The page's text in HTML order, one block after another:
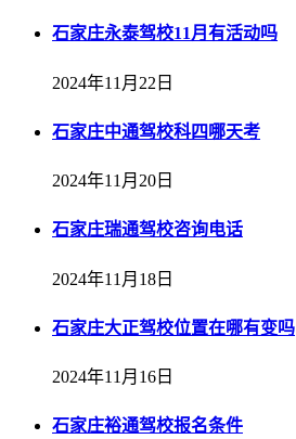
石家庄永泰驾校11月有活动吗
2024年11月22日
石家庄中通驾校科四哪天考
2024年11月20日
石家庄瑞通驾校咨询电话
2024年11月18日
石家庄大正驾校位置在哪有变吗
2024年11月16日
石家庄裕通驾校报名条件